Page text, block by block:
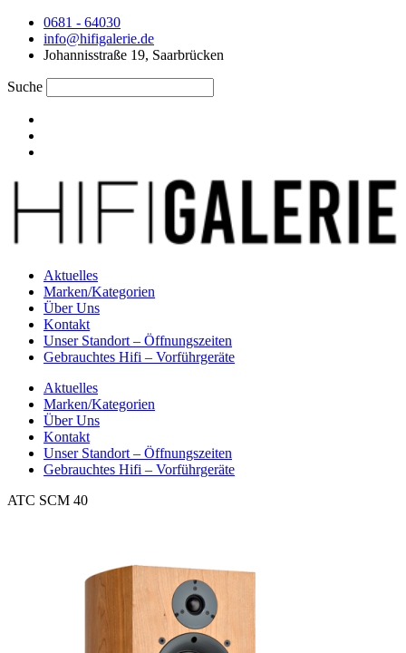
0681 - 64030
info@hifigalerie.de
Johannisstraße 19, Saarbrücken
Suche
Aktuelles
Marken/Kategorien
Über Uns
Kontakt
Unser Standort – Öffnungszeiten
Gebrauchtes Hifi – Vorführgeräte
Aktuelles
Marken/Kategorien
Über Uns
Kontakt
Unser Standort – Öffnungszeiten
Gebrauchtes Hifi – Vorführgeräte
ATC SCM 40